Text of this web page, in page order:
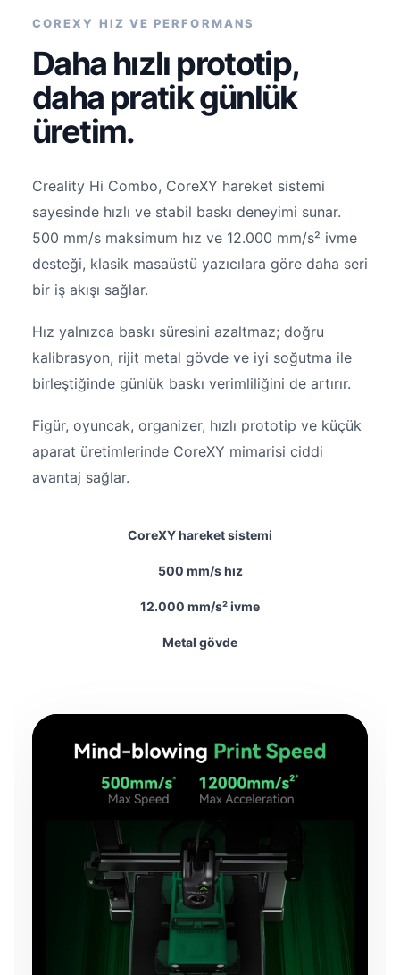
COREXY HIZ VE PERFORMANS
Daha hızlı prototip,
daha pratik günlük
üretim.
Creality Hi Combo, CoreXY hareket sistemi
sayesinde hızlı ve stabil baskı deneyimi sunar.
500 mm/s maksimum hız ve 12.000 mm/s² ivme
desteği, klasik masaüstü yazıcılara göre daha seri
bir iş akışı sağlar.
Hız yalnızca baskı süresini azaltmaz; doğru
kalibrasyon, rijit metal gövde ve iyi soğutma ile
birleştiğinde günlük baskı verimliliğini de artırır.
Figür, oyuncak, organizer, hızlı prototip ve küçük
aparat üretimlerinde CoreXY mimarisi ciddi
avantaj sağlar.
CoreXY hareket sistemi
500 mm/s hız
12.000 mm/s² ivme
Metal gövde